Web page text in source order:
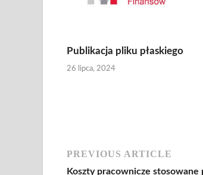
Publikacja pliku płaskiego
26 lipca, 2024
PREVIOUS ARTICLE
Koszty pracownicze stosowane